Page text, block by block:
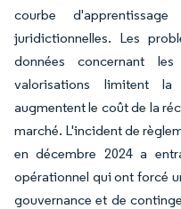
courbe
juridictionnelles. Les
données concernant
valorisations limitent
augmentent le coût de la
marché. L'incident de
en décembre 2024 a
opérationnel qui ont forcé
gouvernance et de